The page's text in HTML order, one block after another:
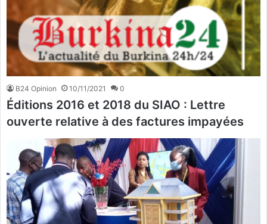
B24 Opinion 10/11/2021 0
Éditions 2016 et 2018 du SIAO : Lettre
ouverte relative à des factures impayées